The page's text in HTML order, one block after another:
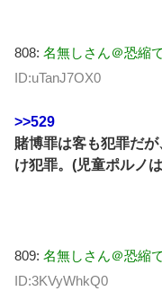
808: 名無しさん＠恐縮
ID:uTanJ7OX0
>>529
賭博罪は客も犯罪だ
け犯罪。(児童ポルノ
809: 名無しさん＠恐縮
ID:3KVyWhkQ0